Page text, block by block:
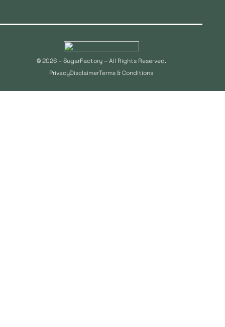
© 2026 – SugarFactory – All Rights Reserved.
PrivacyDisclaimerTerms & Conditions